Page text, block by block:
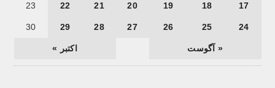
« آگوست اکتبر »
17
18
19
20
21
22
23
24
25
26
27
28
29
30